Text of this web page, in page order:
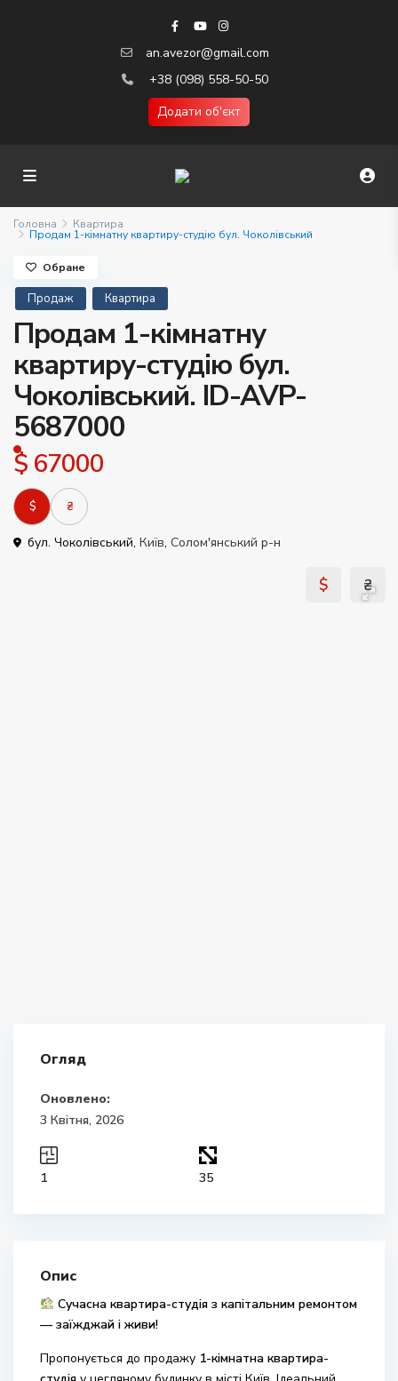
an.avezor@gmail.com
+38 (098) 558-50-50
Додати об'єкт
Головна Квартира
Продам 1-кімнатну квартиру-студію бул. Чоколівський
Продаж Квартира
Продам 1-кімнатну
квартиру-студію бул.
Чоколівський. ID-AVP-
5687000
$ 67000
$ ₴
бул. Чоколівський, Київ, Солом'янський р-н
Обране
Огляд
Оновлено:
3 Квітня, 2026
1 35
Опис
Сучасна квартира-студія з капітальним ремонтом
— заїжджай і живи!
Пропонується до продажу 1-кімнатна квартира-
$ ₴